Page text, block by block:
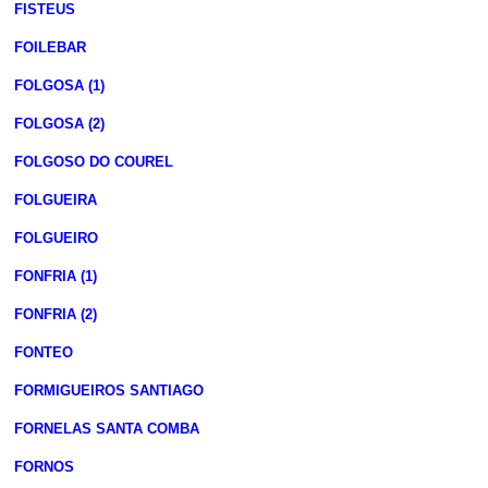
FISTEUS
FOILEBAR
FOLGOSA (1)
FOLGOSA (2)
FOLGOSO DO COUREL
FOLGUEIRA
FOLGUEIRO
FONFRIA (1)
FONFRIA (2)
FONTEO
FORMIGUEIROS SANTIAGO
FORNELAS SANTA COMBA
FORNOS